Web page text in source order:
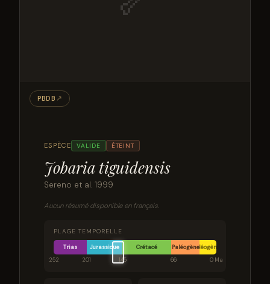
ESPÈCE VALIDE ÉTEINT
Jobaria tiguidensis
Sereno et al. 1999
Aucun résumé disponible en français.
PLAGE TEMPORELLE
Trias Jurassique Crétacé PaléogèneNéogène
252
201 145 66 0 Ma
PBDB ↗